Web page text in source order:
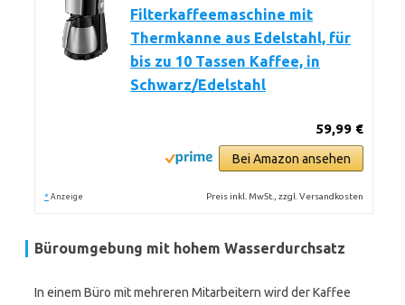
Filterkaffeemaschine mit
Thermkanne aus Edelstahl, für
bis zu 10 Tassen Kaffee, in
Schwarz/Edelstahl
59,99 €
Bei Amazon ansehen
* Anzeige Preis inkl. MwSt., zzgl. Versandkosten
Büroumgebung mit hohem Wasserdurchsatz
In einem Büro mit mehreren Mitarbeitern wird der Kaffee